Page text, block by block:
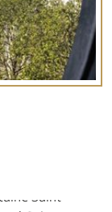
Saint-